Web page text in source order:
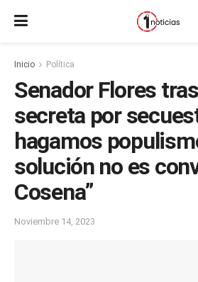
Inicio Política
Senador Flores
secreta por
hagamos
solución no es
Cosena”
Noviembre 14, 2023